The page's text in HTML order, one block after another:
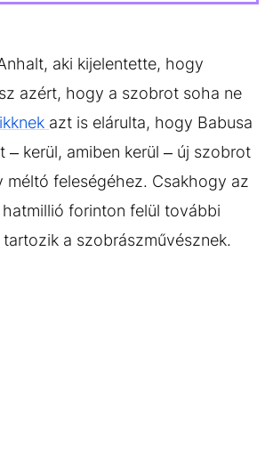
aki kijelentette, hogy
azért, hogy a szobrot soha ne
azt is elárulta, hogy Babusa
– kerül, amiben kerül – új szobrot
méltó feleségéhez. Csakhogy az
forinton felül további
a szobrászművésznek.